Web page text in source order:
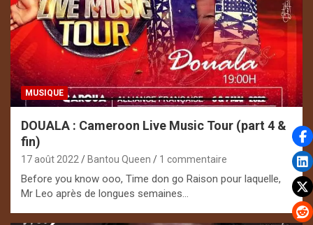
MUSIQUE
DOUALA : Cameroon Live Music Tour (part 4 &
fin)
17 août 2022 Bantou Queen 1 commentaire
Before you know ooo, Time don go Raison pour laquelle,
Mr Leo après de longues semaines…